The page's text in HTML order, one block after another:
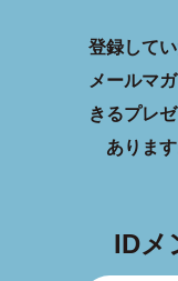
登録して
メールマ
きるプレ
あります
IDメ